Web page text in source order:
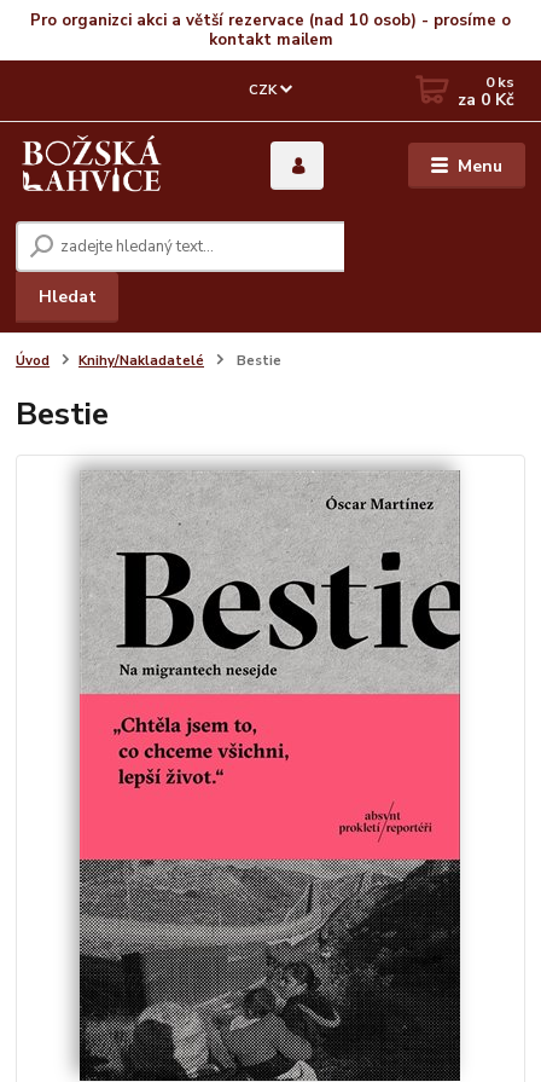
Pro organizci akci a větší rezervace (nad 10 osob) - prosíme o
kontakt mailem
Menu
CZK
Hledat
0ks
za 0 Kč
Úvod Knihy/Nakladatelé Bestie
Bestie